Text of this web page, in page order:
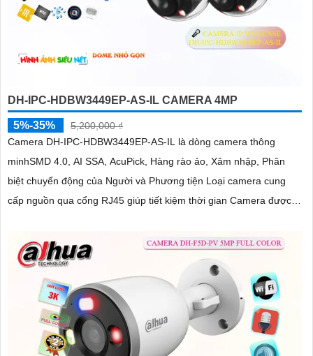
DH-IPC-HDBW3449EP-AS-IL CAMERA 4MP
5%-35%
5,200,000 ₫
Camera DH-IPC-HDBW3449EP-AS-IL là dòng camera thông
minhSMD 4.0, AI SSA, AcuPick, Hàng rào ảo, Xâm nhập, Phân
biệt chuyển động của Người và Phương tiện Loại camera cung
cấp nguồn qua cổng RJ45 giúp tiết kiệm thời gian Camera được